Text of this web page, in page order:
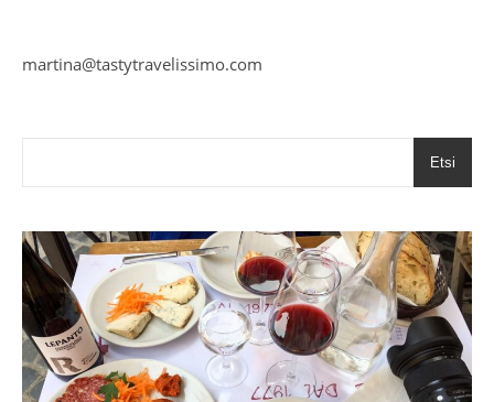
martina@tastytravelissimo.com
Etsi